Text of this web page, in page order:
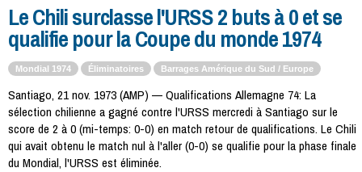
Le Chili surclasse l'URSS 2 buts à 0 et se
qualifie pour la Coupe du monde 1974
Mondial 1974 Éliminatoires Barrages Amérique du Sud / Europe
Santiago, 21 nov. 1973 (AMP) — Qualifications Allemagne 74: La
sélection chilienne a gagné contre l'URSS mercredi à Santiago sur le
score de 2 à 0 (mi-temps: 0-0) en match retour de qualifications. Le Chili
qui avait obtenu le match nul à l'aller (0-0) se qualifie pour la phase finale
du Mondial, l'URSS est éliminée.